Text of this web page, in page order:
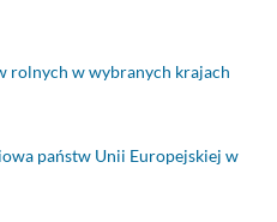
rolnych w wybranych krajach
państw Unii Europejskiej w